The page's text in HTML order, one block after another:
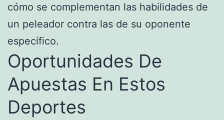
cómo se complementan las habilidades de
un peleador contra las de su oponente
específico.
Oportunidades De
Apuestas En Estos
Deportes